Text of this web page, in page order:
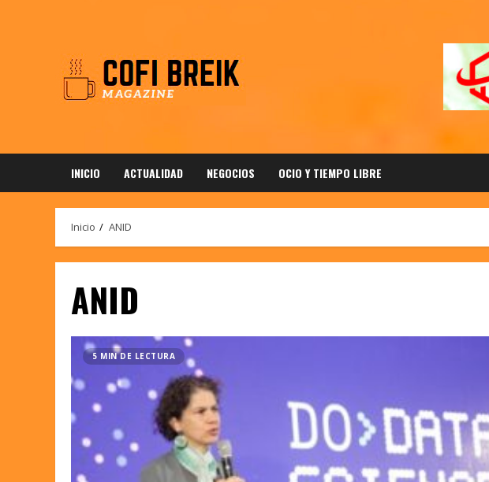
INICIO ACTUALIDAD NEGOCIOS OCIO Y TIEMPO LIBRE
Inicio ANID
ANID
5 MIN DE LECTURA